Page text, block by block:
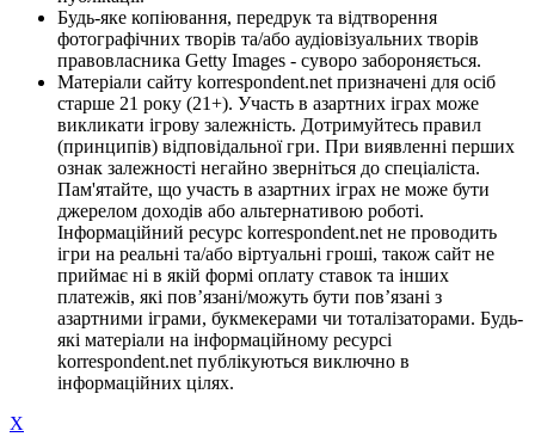
Будь-яке копіювання, передрук та відтворення
фотографічних творів та/або аудіовізуальних творів
правовласника Getty Images - суворо забороняється.
Матеріали сайту korrespondent.net призначені для осіб
старше 21 року (21+). Участь в азартних іграх може
викликати ігрову залежність. Дотримуйтесь правил
(принципів) відповідальної гри. При виявленні перших
ознак залежності негайно зверніться до спеціаліста.
Пам'ятайте, що участь в азартних іграх не може бути
джерелом доходів або альтернативою роботі.
Інформаційний ресурс korrespondent.net не проводить
ігри на реальні та/або віртуальні гроші, також сайт не
приймає ні в якій формі оплату ставок та інших
платежів, які пов’язані/можуть бути пов’язані з
азартними іграми, букмекерами чи тоталізаторами. Будь-
які матеріали на інформаційному ресурсі
korrespondent.net публікуються виключно в
інформаційних цілях.
X